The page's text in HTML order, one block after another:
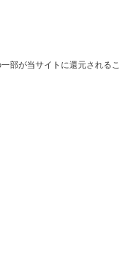
部が当サイトに還元されるこ